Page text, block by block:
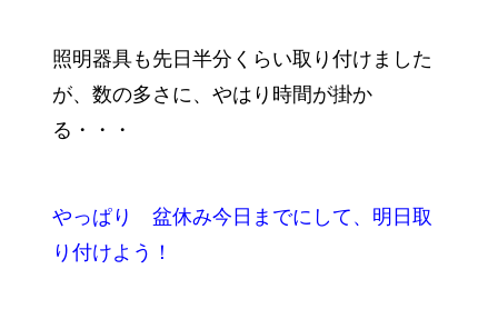
照明器具も先日半分くらい取り付けました
が、数の多さに、やはり時間が掛か
る・・・
やっぱり 盆休み今日までにして、明日取
り付けよう！